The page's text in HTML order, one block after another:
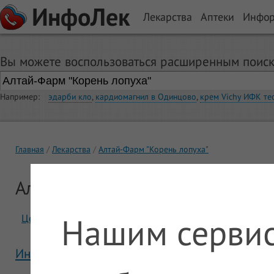
ИнфоЛек Лекарства Аптеки
Вы можете воспользоваться расширенным
Например: эдарби кло, кардиомагнил в Одинцово, крем Vichy ИФК
Главная Лекарства Алтай-Фарм "Корень лопуха"
Алтай-Фарм "Корень лопуха"
Цены Отзывы
Инструкция Алтай-Фарм "Корень лопуха"
Нашим